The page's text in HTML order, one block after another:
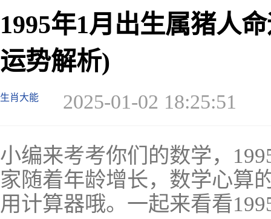
1995年1月出生属猪人
运势解析)
生肖大能 2025-01-02 18:25:51
小编来考考你们的数学，
家随着年龄增长，数学心算
用计算器哦。一起来看看